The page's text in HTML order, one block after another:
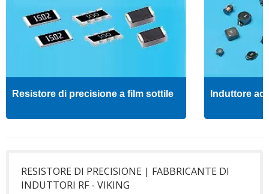
Resistore di precisione a film sottile Induttore
RESISTORE DI PRECISIONE | FABBRICANTE DI
INDUTTORI RF - VIKING